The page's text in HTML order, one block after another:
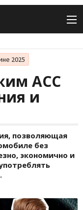
2025
ACC
и
позволяющая
без
экономично и